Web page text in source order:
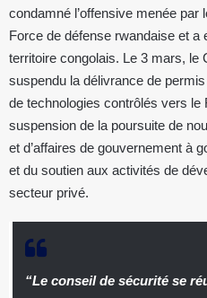
condamné l’offensive menée par
Force de défense rwandaise et a
territoire congolais. Le 3 mars, le
suspendu la délivrance de
de technologies contrôlés vers le
suspension de la poursuite de
et d’affaires de gouvernement à
et du soutien aux activités de
secteur privé.
“Le conseil de sécurité se